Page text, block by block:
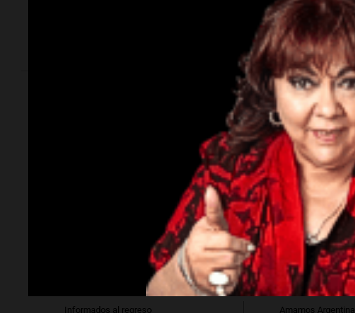
Perspectiva Nacional
Política y Economía
Informados al regreso
Sociedad
Amamos Argentina